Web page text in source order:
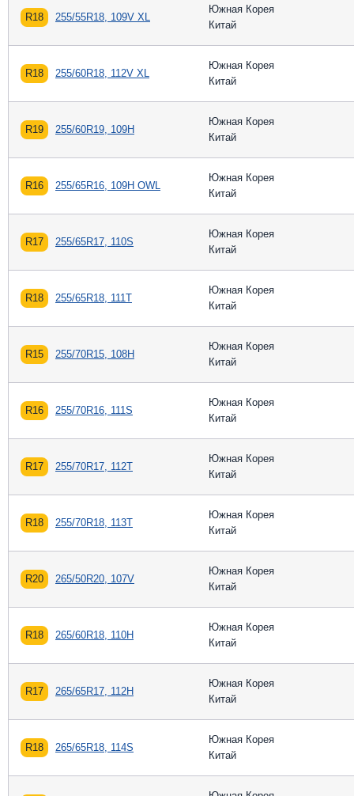
R18 255/55R18, 109V XL
Южная Корея
Китай
R18 255/60R18, 112V XL
Южная Корея
Китай
R19 255/60R19, 109H
Южная Корея
Китай
R16 255/65R16, 109H OWL
Южная Корея
Китай
R17 255/65R17, 110S
Южная Корея
Китай
R18 255/65R18, 111T
Южная Корея
Китай
R15 255/70R15, 108H
Южная Корея
Китай
R16 255/70R16, 111S
Южная Корея
Китай
R17 255/70R17, 112T
Южная Корея
Китай
R18 255/70R18, 113T
Южная Корея
Китай
R20 265/50R20, 107V
Южная Корея
Китай
R18 265/60R18, 110H
Южная Корея
Китай
R17 265/65R17, 112H
Южная Корея
Китай
R18 265/65R18, 114S
Южная Корея
Китай